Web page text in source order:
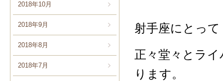
2018年10月
2018年9月
2018年8月
2018年7月
射手座にとって
正々堂々とラ
ります。